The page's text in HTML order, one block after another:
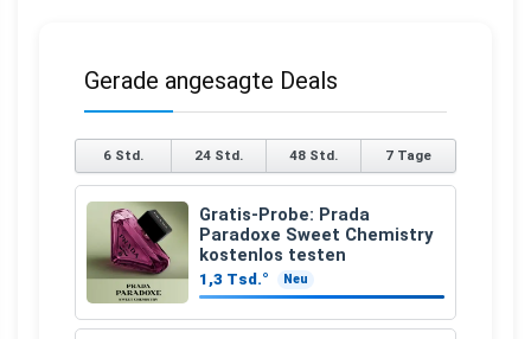
Gerade angesagte Deals
6 Std. 24 Std. 48 Std. 7 Tage
Gratis-Probe: Prada
Paradoxe Sweet Chemistry
kostenlos testen
1,3 Tsd.° Neu